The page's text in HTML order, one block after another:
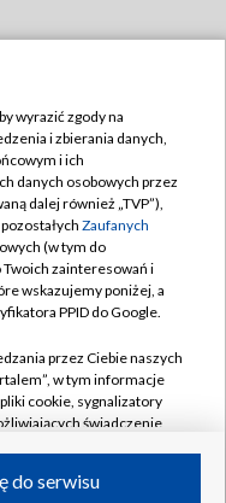
wyrazić zgody na
i zbierania danych,
i ich
danych osobowych przez
dalej również „TVP”),
Zaufanych
(w tym do
zainteresowań i
wskazujemy poniżej, a
PPID do Google.
przez Ciebie naszych
w tym informacje
cookie, sygnalizatory
świadczenie
do serwisu